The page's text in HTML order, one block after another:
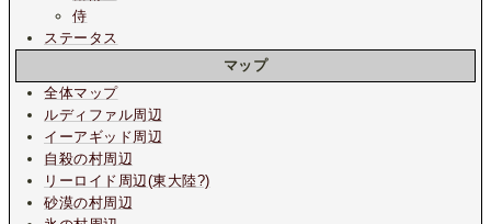
侍
ステータス
マップ
全体マップ
ルディファル周辺
イーアギッド周辺
自殺の村周辺
リーロイド周辺(東大陸?)
砂漠の村周辺